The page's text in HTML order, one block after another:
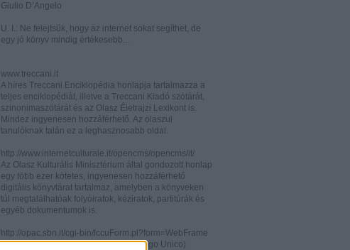
Giulio D’Angelo
U. I.: Ne felejtsük, hogy az internet sokat segíthet, de
egy jó könyv mindig értékesebb...
www.treccani.it
A híres Treccani Enciklopédia honlapja tartalmazza a
teljes enciklopédiát, illetve a Treccani Kiadó szótárát,
szinonimaszótárát és az Olasz Életrajzi Lexikont is.
Mindez ingyenesen hozzáférhető. Az olaszul
tanulóknak talán ez a leghasznosabb oldal.
http://www.internetculturale.it/opencms/opencms/it/
Az Olasz Kulturális Minisztérium által gondozott honlap
egy több ezer kötetes, ingyenesen hozzáférhető
digitális könyvtárat tartalmaz, amelyben a könyveken
túl megtalálhatóak folyóiratok, kéziratok, partitúrák és
egyéb dokumentumok is.
http://opac.sbn.it/cgi-bin/IccuForm.pl?form=WebFrame
Az ICCU (Istituto Centrale per il Catalogo Unico)